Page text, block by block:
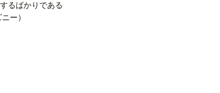
るばかりである
）